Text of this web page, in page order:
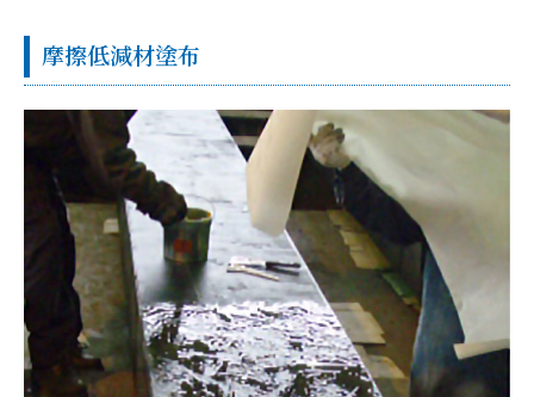
摩擦低減材塗布